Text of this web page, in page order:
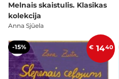
Melnais skaistulis. Klasikas
kolekcija
Anna Sjūela
-15% € 1440